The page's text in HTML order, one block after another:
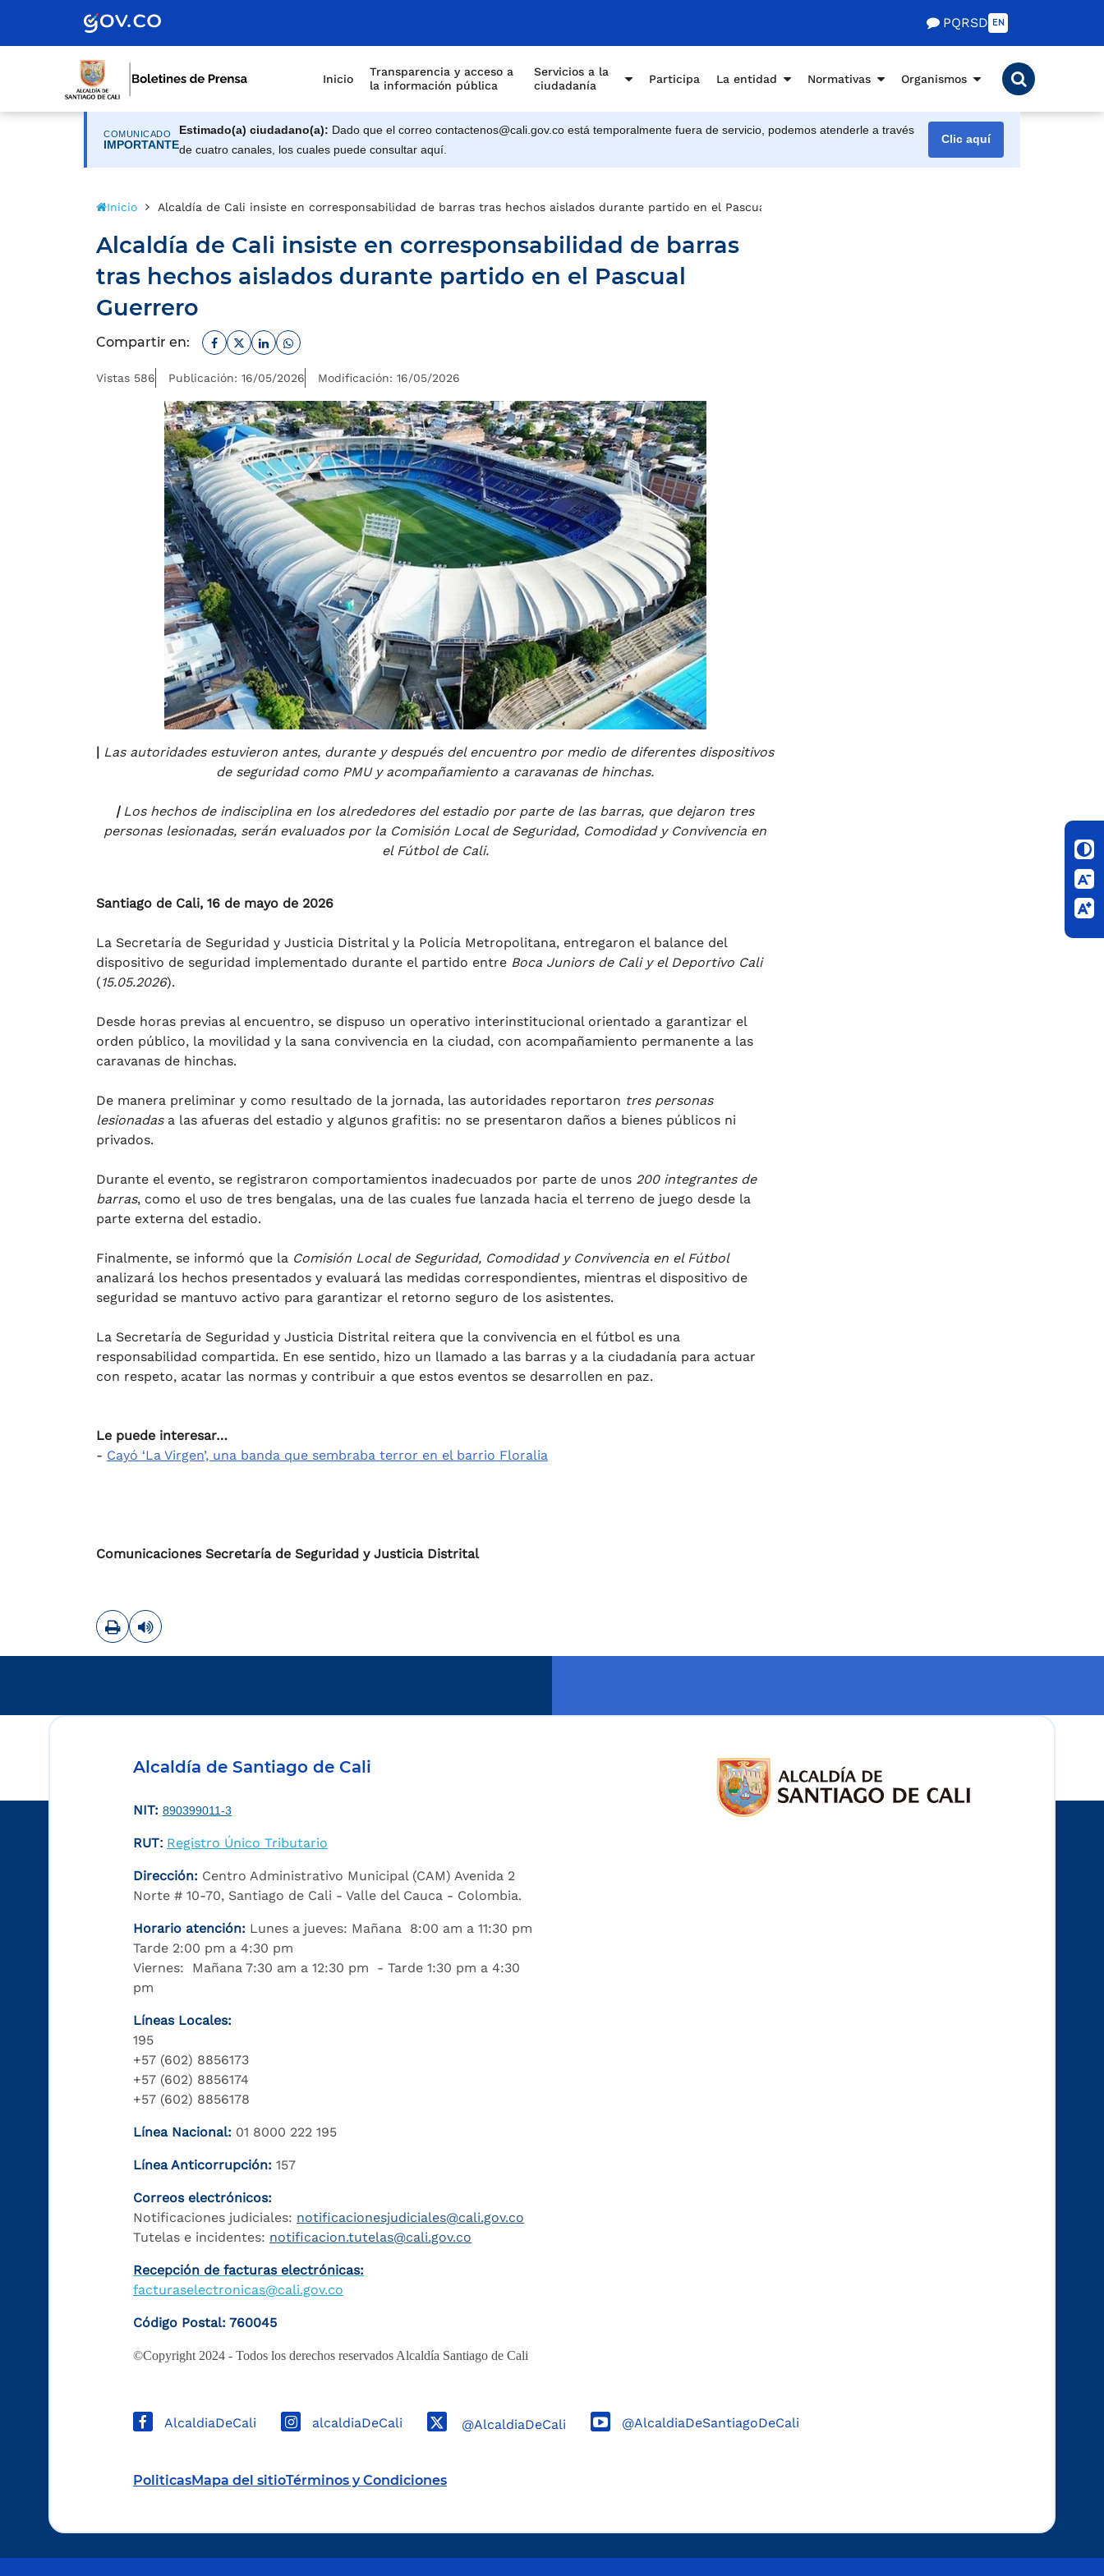
PQRSD EN
Inicio
Transparencia y acceso a
la información pública
Servicios a la
ciudadanía
Participa La entidad Normativas Organismos
COMUNICADO
IMPORTANTE
Estimado(a) ciudadano(a): Dado que el correo contactenos@cali.gov.co está temporalmente fuera de servicio, podemos atenderle a través
de cuatro canales, los cuales puede consultar aquí.
Clic aquí
Inicio Alcaldía de Cali insiste en corresponsabilidad de barras tras hechos aislados durante partido en el Pascual Guerrero
Alcaldía de Cali insiste en corresponsabilidad de barras
tras hechos aislados durante partido en el Pascual
Guerrero
Compartir en: Facebook
TwitterLinkedinWhatsapp
Vistas 586 Publicación: 16/05/2026 Modificación: 16/05/2026
| Las autoridades estuvieron antes, durante y después del encuentro por medio de diferentes dispositivos
de seguridad como PMU y acompañamiento a caravanas de hinchas.
|Los hechos de indisciplina en los alrededores del estadio por parte de las barras, que dejaron tres
personas lesionadas, serán evaluados por la Comisión Local de Seguridad, Comodidad y Convivencia en
el Fútbol de Cali.
Santiago de Cali, 16 de mayo de 2026
La Secretaría de Seguridad y Justicia Distrital y la Policía Metropolitana, entregaron el balance del
dispositivo de seguridad implementado durante el partido entre Boca Juniors de Cali y el Deportivo Cali
(15.05.2026).
Desde horas previas al encuentro, se dispuso un operativo interinstitucional orientado a garantizar el
orden público, la movilidad y la sana convivencia en la ciudad, con acompañamiento permanente a las
caravanas de hinchas.
De manera preliminar y como resultado de la jornada, las autoridades reportaron tres personas
lesionadasa las afueras del estadio y algunos grafitis: no se presentaron daños a bienes públicos ni
privados.
Durante el evento, se registraron comportamientos inadecuados por parte de unos 200 integrantes de
barras, como el uso de tres bengalas, una de las cuales fue lanzada hacia el terreno de juego desde la
parte externa del estadio.
Finalmente, se informó que la Comisión Local de Seguridad, Comodidad y Convivencia en el Fútbol
analizará los hechos presentados y evaluará las medidas correspondientes, mientras el dispositivo de
seguridad se mantuvo activo para garantizar el retorno seguro de los asistentes.
La Secretaría de Seguridad y Justicia Distrital reitera que la convivencia en el fútbol es una
responsabilidad compartida. En ese sentido, hizo un llamado a las barras y a la ciudadanía para actuar
con respeto, acatar las normas y contribuir a que estos eventos se desarrollen en paz.
Le puede interesar…
- Cayó ‘La Virgen’, una banda que sembraba terror en el barrio Floralia
Comunicaciones Secretaría de Seguridad y Justicia Distrital
ImprimirLeer contenido
Alcaldía de Santiago de Cali
NIT: 890399011-3
RUT: Registro Único Tributario
Dirección: Centro Administrativo Municipal (CAM) Avenida 2
Norte # 10-70, Santiago de Cali - Valle del Cauca - Colombia.
Horario atención: Lunes a jueves: Mañana 8:00 am a 11:30 pm
Tarde 2:00 pm a 4:30 pm
Viernes: Mañana 7:30 am a 12:30 pm - Tarde 1:30 pm a 4:30
pm
Líneas Locales:
195
+57 (602) 8856173
+57 (602) 8856174
+57 (602) 8856178
Línea Nacional: 01 8000 222 195
Línea Anticorrupción: 157
Correos electrónicos:
Notificaciones judiciales: notificacionesjudiciales@cali.gov.co
Tutelas e incidentes: notificacion.tutelas@cali.gov.co
Recepción de facturas electrónicas:
facturaselectronicas@cali.gov.co
Código Postal: 760045
©Copyright 2024 - Todos los derechos reservados Alcaldía Santiago de Cali
AlcaldiaDeCali alcaldiaDeCali @AlcaldiaDeCali @AlcaldiaDeSantiagoDeCali
PoliticasMapa del sitioTérminos y Condiciones